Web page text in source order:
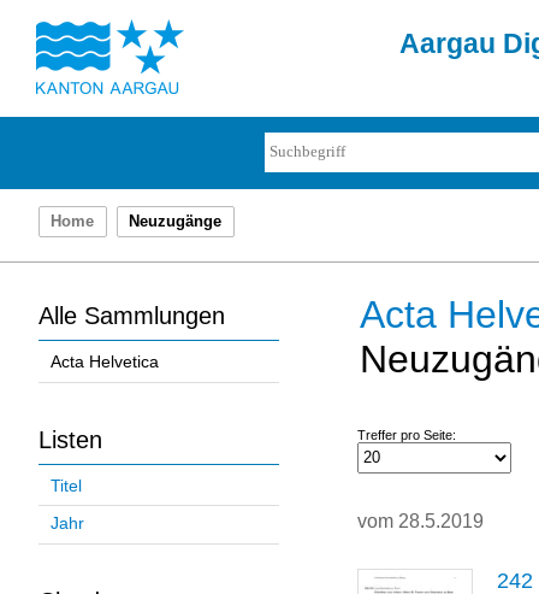
Aargau
Home Neuzugänge
Alle Sammlungen
Acta Helvetica
Listen
Titel
Jahr
Acta
Treffer pro Seite:
vom 28.5.2019